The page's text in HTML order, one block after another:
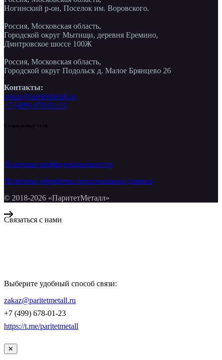
Ногинский р-он, Поселок им. Воровского.
Россия, Московская область,
Городской округ Мытищи, деревня Еремино,
Дмитровское шоссе 100Ж
Россия, Московская область,
Городской округ Подольск д. Малое Брянцево 26
Контакты:
zakaz@paritetmetall.ru
+7 (499) 678-01-23
Социальные сети
Политика конфиденциальности
Политика обработки персональных данных
© 2018-2026 «ПаритетМеталл»
Связаться с нами
Выберите удобный способ связи:
zakaz@paritetmetall.ru
+7 (499) 678-01-23
https://t.me/paritetmetall
✕